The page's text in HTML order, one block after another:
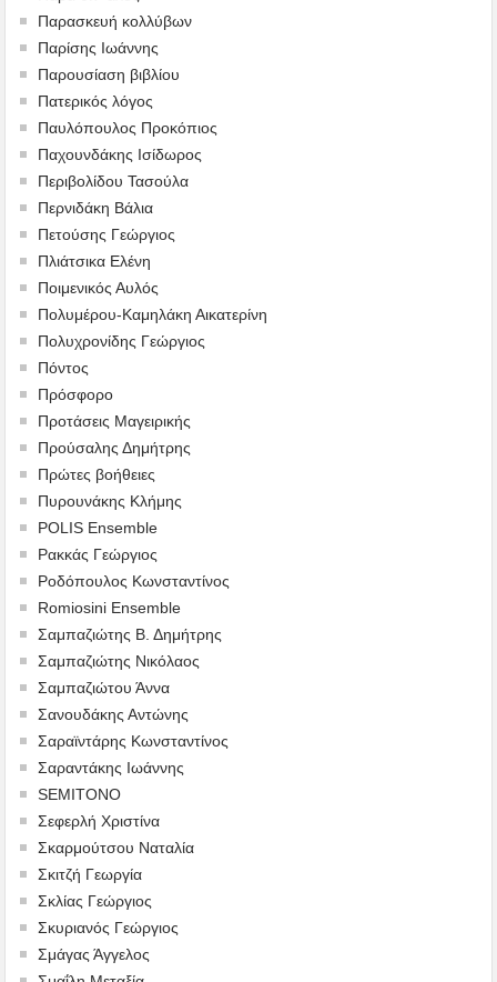
Παρασκευή κολλύβων
Παρίσης Ιωάννης
Παρουσίαση βιβλίου
Πατερικός λόγος
Παυλόπουλος Προκόπιος
Παχουνδάκης Ισίδωρος
Περιβολίδου Τασούλα
Περνιδάκη Βάλια
Πετούσης Γεώργιος
Πλιάτσικα Ελένη
Ποιμενικός Αυλός
Πολυμέρου-Καμηλάκη Αικατερίνη
Πολυχρονίδης Γεώργιος
Πόντος
Πρόσφορο
Προτάσεις Μαγειρικής
Προύσαλης Δημήτρης
Πρώτες βοήθειες
Πυρουνάκης Κλήμης
POLIS Ensemble
Ρακκάς Γεώργιος
Ροδόπουλος Κωνσταντίνος
Romiosini Ensemble
Σαμπαζιώτης Β. Δημήτρης
Σαμπαζιώτης Νικόλαος
Σαμπαζιώτου Άννα
Σανουδάκης Αντώνης
Σαραϊντάρης Κωνσταντίνος
Σαραντάκης Ιωάννης
SEMITONO
Σεφερλή Χριστίνα
Σκαρμούτσου Ναταλία
Σκιτζή Γεωργία
Σκλίας Γεώργιος
Σκυριανός Γεώργιος
Σμάγας Άγγελος